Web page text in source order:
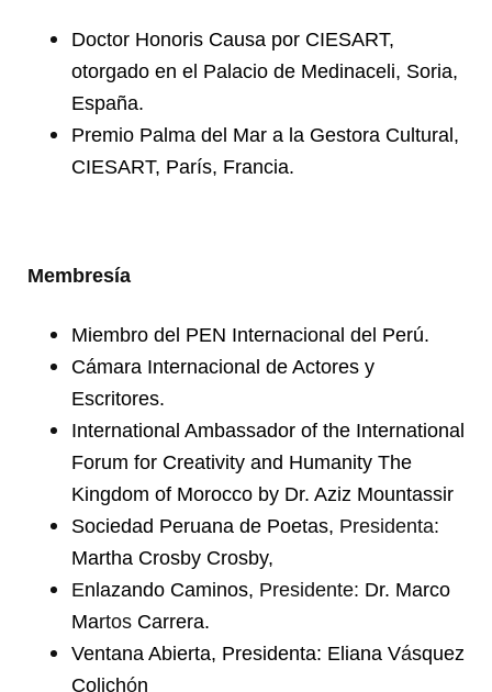
Doctor Honoris Causa por CIESART,
otorgado en el Palacio de Medinaceli, Soria,
España.
Premio Palma del Mar a la Gestora Cultural,
CIESART, París, Francia.
Membresía
Miembro del PEN Internacional del Perú.
Cámara Internacional de Actores y
Escritores.
International Ambassador of the International
Forum for Creativity and Humanity The
Kingdom of Morocco by Dr. Aziz Mountassir
Sociedad Peruana de Poetas, Presidenta:
Martha Crosby Crosby,
Enlazando Caminos, Presidente: Dr. Marco
Martos Carrera.
Ventana Abierta, Presidenta: Eliana Vásquez
Colichón